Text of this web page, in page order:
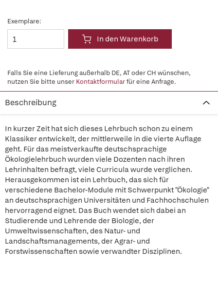
Exemplare:
In den Warenkorb
Falls Sie eine Lieferung außerhalb DE, AT oder CH wünschen,
nutzen Sie bitte unser Kontaktformularfür eine Anfrage.
Beschreibung
In kurzer Zeit hat sich dieses Lehrbuch schon zu einem
Klassiker entwickelt, der mittlerweile in die vierte Auflage
geht. Für das meistverkaufte deutschsprachige
Ökologielehrbuch wurden viele Dozenten nach ihren
Lehrinhalten befragt, viele Curricula wurde verglichen.
Herausgekommen ist ein Lehrbuch, das sich für
verschiedene Bachelor-Module mit Schwerpunkt "Ökologie"
an deutschsprachigen Universitäten und Fachhochschulen
hervorragend eignet. Das Buch wendet sich dabei an
Studierende und Lehrende der Biologie, der
Umweltwissenschaften, des Natur- und
Landschaftsmanagements, der Agrar- und
Forstwissenschaften sowie verwandter Disziplinen.